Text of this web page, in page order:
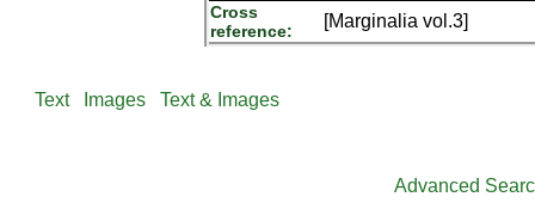
Cross
reference:
[Marginalia vol.3]
Text Images Text & Images
Advanced